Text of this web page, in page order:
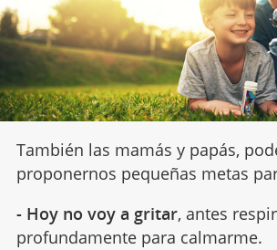
También las mamás y papás,
proponernos pequeñas metas
- Hoy no voy a gritar, antes
profundamente para calmarme.